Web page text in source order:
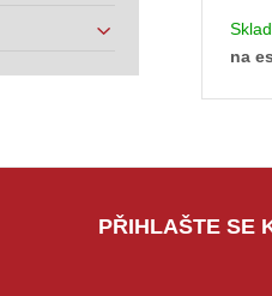
na
PŘIHLAŠTE SE